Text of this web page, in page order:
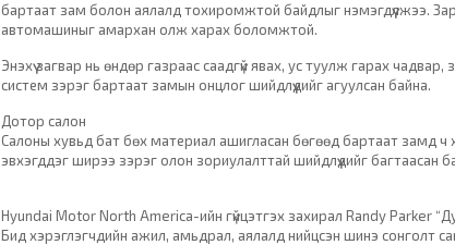
бартаат зам болон аялалд тохиромжтой байдлыг нэмэгдүүлжээ.
автомашиныг амархан олж харах боломжтой.
Энэхүү загвар нь өндөр газраас саадгүй явах, ус туулж гарах
систем зэрэг бартаат замын онцлог шийдлүүдийг агуулсан байна.
Дотор салон
Салоны хувьд бат бөх материал ашигласан бөгөөд бартаат замд
эвхэгддэг ширээ зэрэг олон зориулалттай шийдлүүдийг багтаасан
Hyundai Motor North America-ийн гүйцэтгэх захирал Randy Parker
Бид хэрэглэгчдийн ажил, амьдрал, аялалд нийцсэн шинэ сонголт